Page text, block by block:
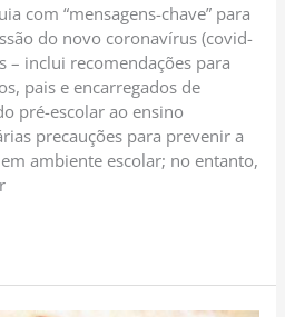
com “mensagens-chave” para
do novo coronavírus (covid-
– inclui recomendações para
pais e encarregados de
pré-escolar ao ensino
precauções para prevenir a
ambiente escolar; no entanto,